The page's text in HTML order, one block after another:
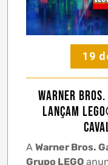
19
Warner Bros.
lançam
A Warner Bros.
Grupo LEGO